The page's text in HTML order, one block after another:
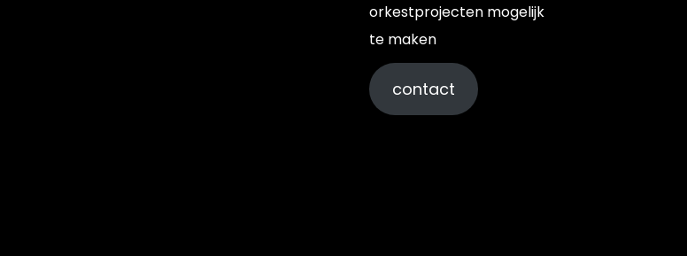
orkestprojecten mogelijk
te maken
contact